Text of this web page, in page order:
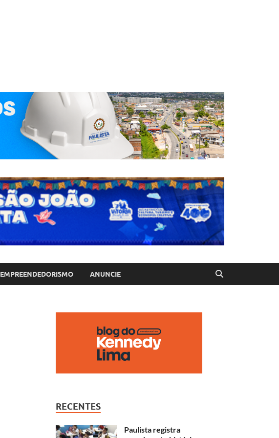
EMPREENDEDORISMO ANUNCIE
RECENTES
Paulista registra